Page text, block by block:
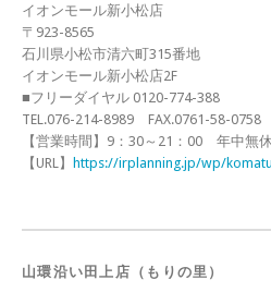
イオンモール新小松店
〒923-8565
石川県小松市清六町315番地
イオンモール新小松店2F
■フリーダイヤル 0120-774-388
TEL.076-214-8989 FAX.0761-58-0758
【営業時間】9：30～21：00 年中無休
【URL】 https://irplanning.jp/wp/komatu
山環沿い田上店（もりの里）